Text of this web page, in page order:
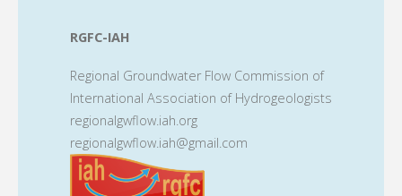
RGFC-IAH
Regional Groundwater Flow Commission of
International Association of Hydrogeologists
regionalgwflow.iah.org
regionalgwflow.iah@gmail.com